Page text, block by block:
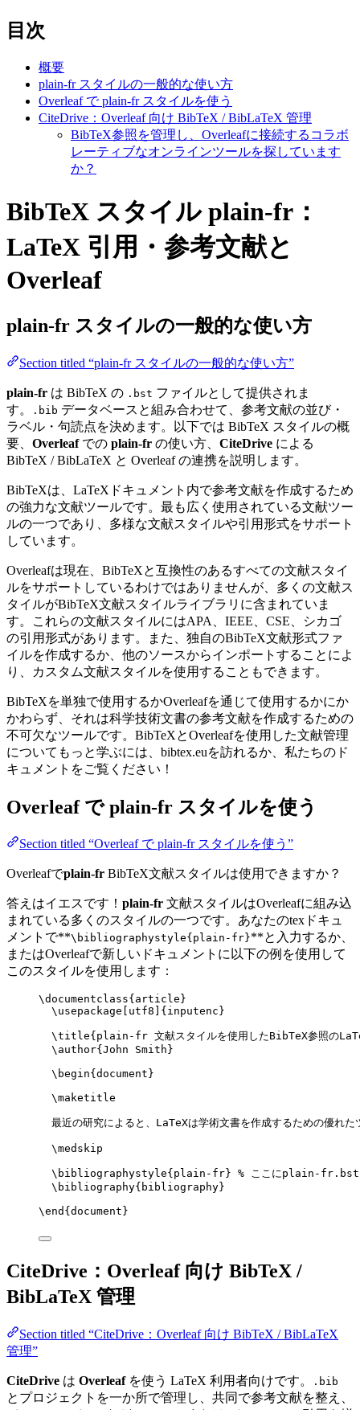
目次
概要
plain-fr スタイルの一般的な使い方
Overleaf で plain-fr スタイルを使う
CiteDrive：Overleaf 向け BibTeX / BibLaTeX 管理
BibTeX参照を管理し、Overleafに接続するコラボ
レーティブなオンラインツールを探しています
か？
BibTeX スタイル plain-fr：
LaTeX 引用・参考文献と
Overleaf
plain-fr スタイルの一般的な使い方
Section titled “plain-fr スタイルの一般的な使い方”
plain-fr は BibTeX の .bst ファイルとして提供されま
す。
.bib データベースと組み合わせて、参考文献の並び・
ラベル・句読点を決めます。以下では BibTeX スタイルの概
要、 Overleafでの plain-fr の使い方、 CiteDrive による
BibTeX / BibLaTeX と Overleaf の連携を説明します。
BibTeXは、LaTeXドキュメント内で参考文献を作成するため
の強力な文献ツールです。最も広く使用されている文献ツー
ルの一つであり、多様な文献スタイルや引用形式をサポート
しています。
Overleafは現在、BibTeXと互換性のあるすべての文献スタイ
ルをサポートしているわけではありませんが、多くの文献ス
タイルがBibTeX文献スタイルライブラリに含まれていま
す。これらの文献スタイルにはAPA、IEEE、CSE、シカゴ
の引用形式があります。また、独自のBibTeX文献形式ファ
イルを作成するか、他のソースからインポートすることによ
り、カスタム文献スタイルを使用することもできます。
BibTeXを単独で使用するかOverleafを通じて使用するかにか
かわらず、それは科学技術文書の参考文献を作成するための
不可欠なツールです。BibTeXとOverleafを使用した文献管理
についてもっと学ぶには、bibtex.euを訪れるか、私たちのド
キュメントをご覧ください！
Overleaf でplain-fr スタイルを使う
Section titled “Overleaf で plain-fr スタイルを使う”
Overleafでplain-fr BibTeX文献スタイルは使用できますか？
答えはイエスです！ plain-fr 文献スタイルはOverleafに組み込
まれている多くのスタイルの一つです。あなたのtexドキュ
メントで**\bibliographystyle{plain-fr}**と入力するか、
またはOverleafで新しいドキュメントに以下の例を使用して
このスタイルを使用します：
\documentclass{ article }
\usepackage
utf8 ]{ inputenc }
\title{plain-fr 文献スタイルを使用したBibTeX参照の
\author{John Smith}
\begin{ document }
\maketitle
最近の研究によると、LaTeXは学術文書を作成するための優れ
\medskip
\bibliographystyle{plain-fr} % ここにplain-fr.bst
\bibliography{bibliography}
\end { document }
CiteDrive：Overleaf 向け BibTeX /
BibLaTeX 管理
Section titled “CiteDrive：Overleaf 向け BibTeX / BibLaTeX
管理”
CiteDrive は Overleafを使う LaTeX 利用者向けです。 .bib
とプロジェクトを一か所で管理し、共同で参考文献を整え、